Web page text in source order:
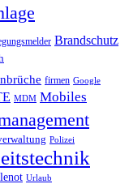
Brandschutz
firmen Google
MDM Mobiles
Polizei
Urlaub